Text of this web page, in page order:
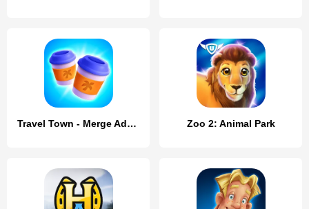
Travel Town - Merge Adventure Zoo 2: Animal Park